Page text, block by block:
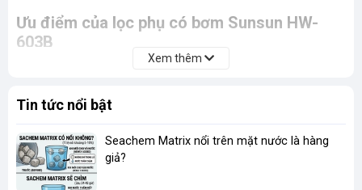
Ưu điểm của lọc phụ có bơm Sunsun HW-
603B
Lọc phụ có bơm Sunsun HW-603B được tích hợp van
dàng lắp đặt và vệ sinh máy.
Máy lọc phụ có bơm Jialu LW-603B có thiết kế nhỏ gọn,
thẩm mỹ.
Xem thêm
Tin tức nổi bật
Seachem Matrix nổi trên mặt nước là hàng
giả?